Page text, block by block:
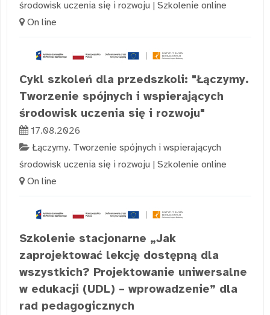
środowisk uczenia się i rozwoju | Szkolenie online
On line
Cykl szkoleń dla przedszkoli: "Łączymy.
Tworzenie spójnych i wspierających
środowisk uczenia się i rozwoju"
17.08.2026
Łączymy. Tworzenie spójnych i wspierających
środowisk uczenia się i rozwoju | Szkolenie online
On line
Szkolenie stacjonarne „Jak
zaprojektować lekcję dostępną dla
wszystkich? Projektowanie uniwersalne
w edukacji (UDL) – wprowadzenie” dla
rad pedagogicznych